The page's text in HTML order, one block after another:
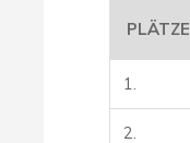
PLÄTZE
1.
2.